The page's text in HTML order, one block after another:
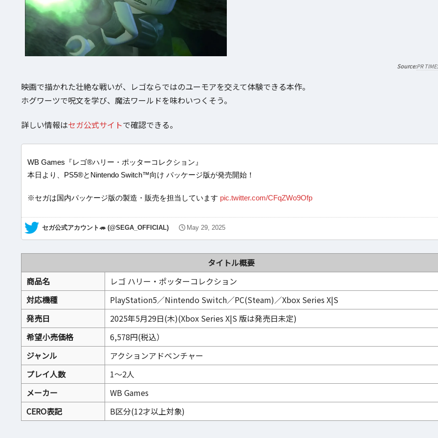
PR
映画で描かれた壮絶な戦いが、レゴならではのユーモアを交えて体験できる本作。
ホグワーツで呪文を学び、魔法ワールドを味わいつくそう。
詳しい情報はセガ公式サイトで確認できる。
WB Games『レゴ®ハリー・ポッターコレクション』
本日より、PS5®とNintendo Switch™向け パッケージ版が発売開始！
※セガは国内パッケージ版の製造・販売を担当しています pic.twitter.com/CFqZWo9Ofp
— セガ公式アカウント🦔 (@SEGA_OFFICIAL) May 29, 2025
タイトル概要
商品名
レゴ ハリー・ポッターコレクション
対応機種
PlayStation5／Nintendo Switch／PC(Steam)／Xbox Series X|S
発売日
2025年5月29日(木)(Xbox Series X|S 版は発売日未定)
希望小売価格
6,578円(税込）
ジャンル
アクションアドベンチャー
プレイ人数
1～2人
メーカー
WB Games
CERO表記
B区分(12才以上対象)